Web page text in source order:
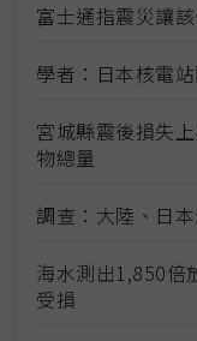
富士通指震災讓
學者：日本核電
宮城縣震後損失
物總量
調查：大陸、日
海水測出1,850
受損